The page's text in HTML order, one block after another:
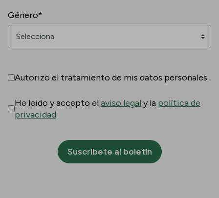
Género*
Autorizo el tratamiento de mis datos personales.
He leido y accepto elaviso legal y la política de
privacidad.
Suscríbete al boletín